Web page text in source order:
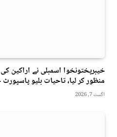
خیبرپختونخوا اسمبلی نے اراکین
منظور کر لیا، تاحیات بلیو
اگست 7, 2026